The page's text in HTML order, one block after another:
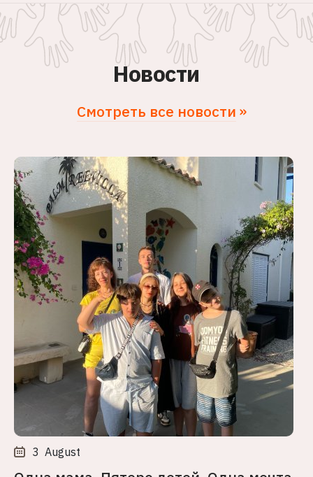
Новости
Смотреть все новости
3 August